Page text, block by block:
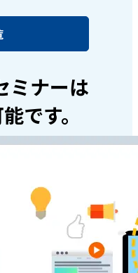
ミナーは
です。